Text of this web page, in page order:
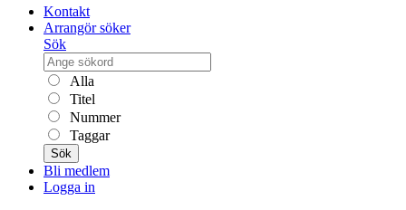
Kontakt
Arrangör söker
Sök
Alla
Titel
Nummer
Taggar
Sök
Bli medlem
Logga in